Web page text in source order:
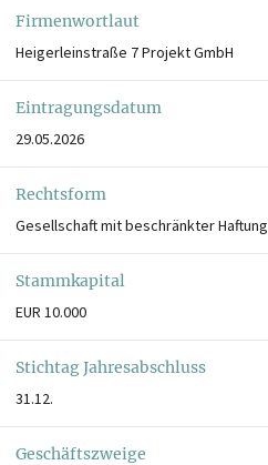
Firmenwortlaut
Heigerleinstraße 7 Projekt GmbH
Eintragungsdatum
29.05.2026
Rechtsform
Gesellschaft mit beschränkter Haftung
Stammkapital
EUR 10.000
Stichtag Jahresabschluss
31.12.
Geschäftszweige